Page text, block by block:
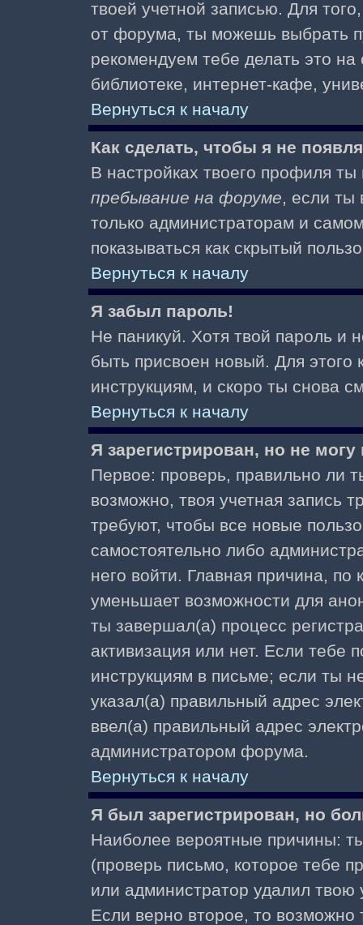
твоей учетной записью. Для
от форума, ты можешь выбрать
рекомендуем тебе делать это
библиотеке, интернет-кафе,
Вернуться к началу
Как сделать, чтобы я не
В настройках твоего профиля
пребывание на форуме, если
только администраторам и
показываться как скрытый
Вернуться к началу
Я забыл пароль!
Не паникуй. Хотя твой пароль и
быть присвоен новый. Для этого
инструкциям, и скоро ты снова
Вернуться к началу
Я зарегистрирован, но не могу
Первое: проверь, правильно ли
возможно, твоя учетная запись
требуют, чтобы все новые
самостоятельно либо
него войти. Главная причина,
уменьшает возможности для
ты завершал(а) процесс
активизация или нет. Если тебе
инструкциям в письме; если ты
указал(а) правильный адрес
ввел(а) правильный адрес
администратором форума.
Вернуться к началу
Я был зарегистрирован, но
Наиболее вероятные причины:
(проверь письмо, которое тебе
или администратор удалил твою
Если верно второе, то